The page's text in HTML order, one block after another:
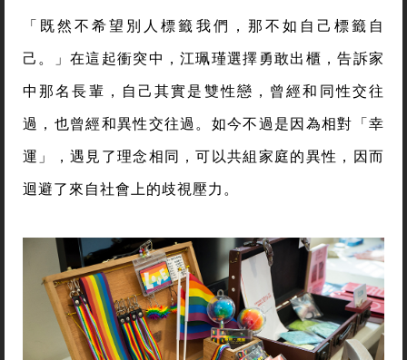
「既然不希望別人標籤我們，那不如自己標籤自
己。」在這起衝突中，江珮瑾選擇勇敢出櫃，告訴家
中那名長輩，自己其實是雙性戀，曾經和同性交往
過，也曾經和異性交往過。如今不過是因為相對「幸
運」，遇見了理念相同，可以共組家庭的異性，因而
迴避了來自社會上的歧視壓力。